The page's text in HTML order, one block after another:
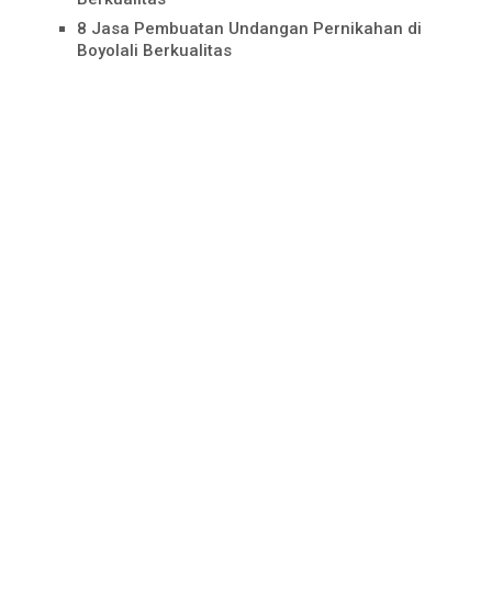
8 Jasa Pembuatan Undangan Pernikahan di
Boyolali Berkualitas